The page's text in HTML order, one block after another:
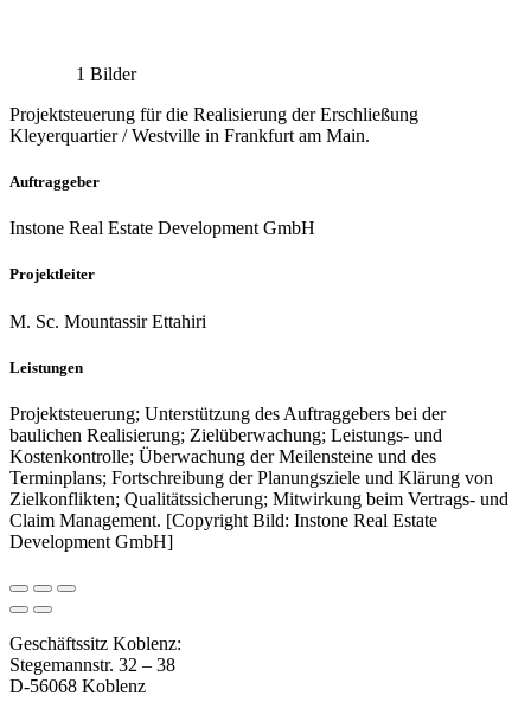
1 Bilder
Projektsteuerung für die Realisierung der Erschließung
Kleyerquartier / Westville in Frankfurt am Main.
Auftraggeber
Instone Real Estate Development GmbH
Projektleiter
M. Sc. Mountassir Ettahiri
Leistungen
Projektsteuerung; Unterstützung des Auftraggebers bei der
baulichen Realisierung; Zielüberwachung; Leistungs- und
Kostenkontrolle; Überwachung der Meilensteine und des
Terminplans; Fortschreibung der Planungsziele und Klärung von
Zielkonflikten; Qualitätssicherung; Mitwirkung beim Vertrags- und
Claim Management. [Copyright Bild: Instone Real Estate
Development GmbH]
Geschäftssitz Koblenz:
Stegemannstr. 32 – 38
D-56068 Koblenz